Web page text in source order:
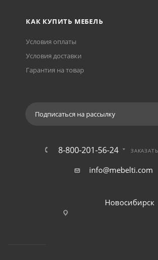
КАК КУПИТЬ МЕБЕЛЬ
Условия оплаты
Условия доставки
Гарантия на товар
Подписаться на рассылку
8-800-201-56-24
info@mebelti.com
Новосибирск